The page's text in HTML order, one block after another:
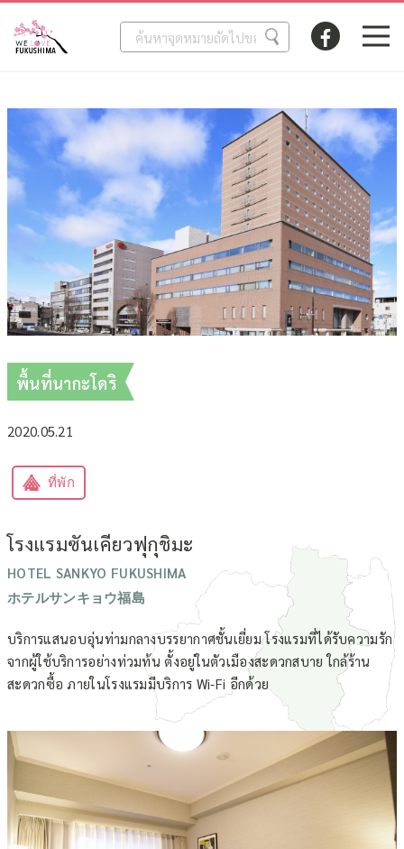
พื้นที่นากะโดริ
2020.05.21
ที่พัก
โรงแรมซันเคียวฟุกุชิมะ
HOTEL SANKYO FUKUSHIMA
ホテルサンキョウ福島
บริการแสนอบอุ่นท่ามกลางบรรยากาศชั้นเยี่ยม โรงแรมที่ได้รับความรัก
จากผู้ใช้บริการอย่างท่วมท้น ตั้งอยู่ในตัวเมืองสะดวกสบาย ใกล้ร้าน
สะดวกซื้อ ภายในโรงแรมมีบริการ Wi-Fi อีกด้วย